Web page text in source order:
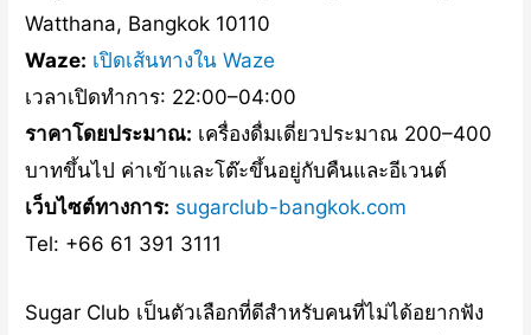
Watthana, Bangkok 10110
Waze: เปิดเส้นทางใน Waze
เวลาเปิดทำการ: 22:00–04:00
ราคาโดยประมาณ: เครื่องดื่มเดี่ยวประมาณ 200–400
บาทขึ้นไป ค่าเข้าและโต๊ะขึ้นอยู่กับคืนและอีเวนต์
เว็บไซต์ทางการ: sugarclub-bangkok.com
Tel: +66 61 391 3111
Sugar Club เป็นตัวเลือกที่ดีสำหรับคนที่ไม่ได้อยากฟัง